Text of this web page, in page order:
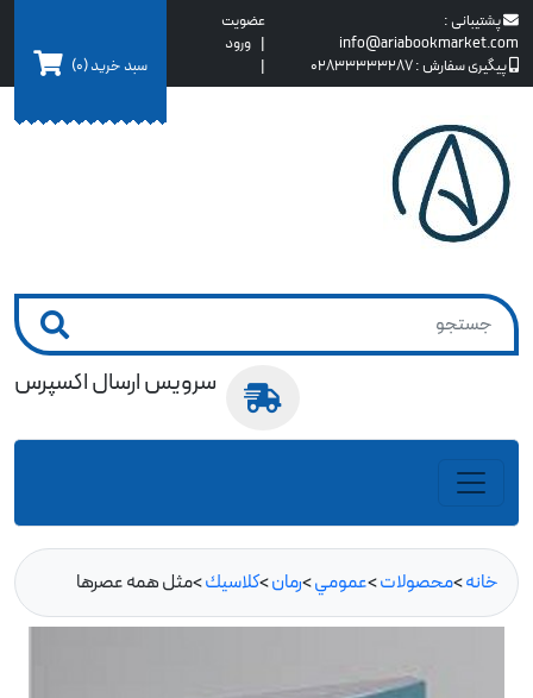
پشتیبانی :
info@ariabookmarket.com
پیگیری سفارش :02833333287
عضویت
| ورود
|
سبد خرید(0)
سرویس ارسال اکسپرس
خانه>محصولات>عمومي>رمان>كلاسيك>مثل همه عصرها